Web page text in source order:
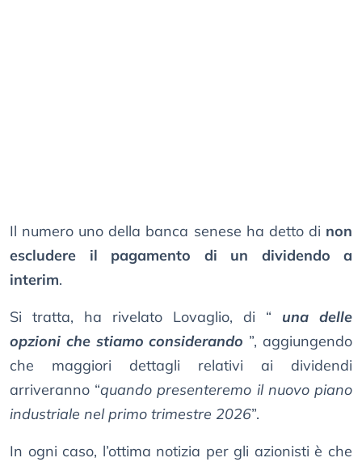
Il numero uno della banca senese ha detto di non
escludere il pagamento di un dividendo a
interim.
Si tratta, ha rivelato Lovaglio, di “
una delle
opzioni che stiamo considerando ”, aggiungendo
che maggiori dettagli relativi ai dividendi
arriveranno “quando presenteremo il nuovo piano
industriale nel primo trimestre 2026”.
In ogni caso, l’ottima notizia per gli azionisti è che